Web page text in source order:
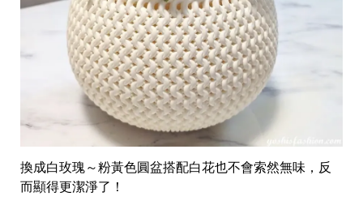
換成白玫瑰～粉黃色圓盆搭配白花也不會索然無味，反
而顯得更潔淨了！